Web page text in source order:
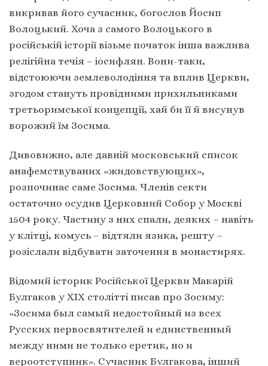
викривав його сучасник, богослов Йосип
Волоцький. Хоча з самого Волоцького в
російській історії візьме початок інша важлива
релігійна течія – іосифлян. Вони-таки,
відстоюючи землеволодіння та вплив Церкви,
згодом стануть провідними прихильниками
третьоримської концепції, хай би її й висунув
ворожий їм Зосима.
Дивовижно, але давній московський список
анафемствуваних «жидовствующих»,
розпочинає саме Зосима. Членів секти
остаточно осудив Церковний Собор у Москві
1504 року. Частину з них спали, деяких – навіть
у клітці, комусь – відтяли язика, решту –
розіслали відбувати заточення в монастирях.
Відомий історик Російської Церкви Макарій
Булгаков у ХІХ столітті писав про Зосиму:
«Зосима был самый недостойный из всех
Русских первосвятителей и единственный
между ними не только еретик, но и
вероотступник». Сучасник Булгакова, інший